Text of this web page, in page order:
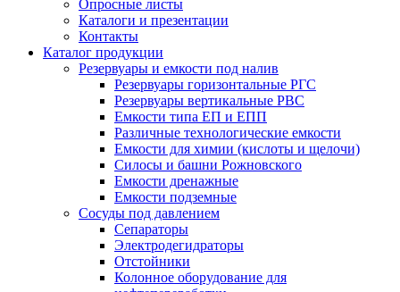
Опросные листы
Каталоги и презентации
Контакты
Каталог продукции
Резервуары и емкости под налив
Резервуары горизонтальные РГС
Резервуары вертикальные РВС
Емкости типа ЕП и ЕПП
Различные технологические емкости
Емкости для химии (кислоты и щелочи)
Силосы и башни Рожновского
Емкости дренажные
Емкости подземные
Сосуды под давлением
Сепараторы
Электродегидраторы
Отстойники
Колонное оборудование для